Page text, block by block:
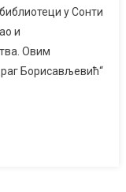
у Сонти
и
Овим
Борисављевић“